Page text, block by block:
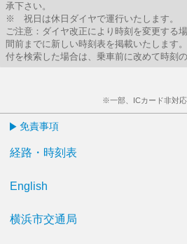
承下さい。
※ 祝日は休日ダイヤで運行いたします。
ご注意：ダイヤ改正により時刻を変更する
間前までに新しい時刻表を掲載いたします
付を検索した場合は、乗車前に改めて時刻
※一部、ICカード非対応
免責事項
経路・時刻表
English
横浜市交通局